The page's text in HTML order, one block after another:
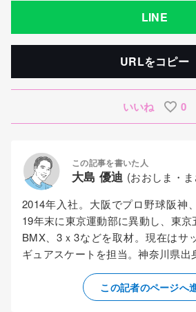
LINE
URLをコピー
いいね 0
この記事を書いた人
大島 優迪 (おおしま・
2014年入社。大阪でプロ野球阪神
19年末に東京運動部に異動し、東京
BMX、3ｘ3などを取材。現在はサ
ギュアスケートを担当。神奈川県出
この記者のページへ